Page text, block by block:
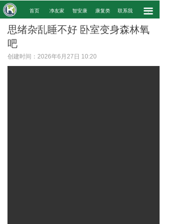
끀
. 首页 净友家 智安康 康复类 联系我 .
思绪杂乱睡不好 卧室变身森林氧
吧
创建时间： 2026年6月27日 10:20